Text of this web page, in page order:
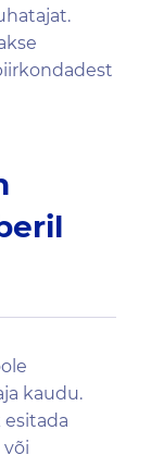
kaudu.
esitada